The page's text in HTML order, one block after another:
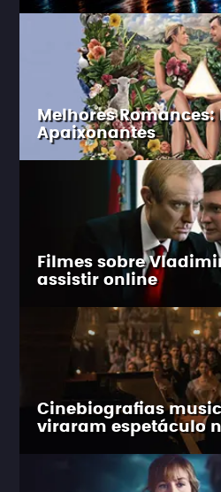
Melhores
Apaixonantes
Filmes sobre
assistir online
Cinebiografias
viraram espetáculo